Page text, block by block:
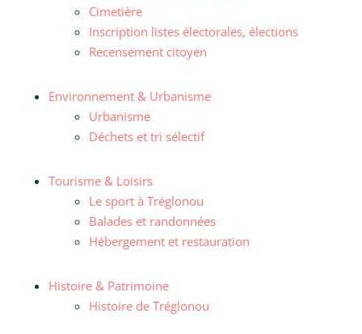
Cimetière
Inscription listes électorales, élections
Recensement citoyen
Environnement & Urbanisme
Urbanisme
Déchets et tri sélectif
Tourisme & Loisirs
Le sport à Tréglonou
Balades et randonnées
Hébergement et restauration
Histoire & Patrimoine
Histoire de Tréglonou